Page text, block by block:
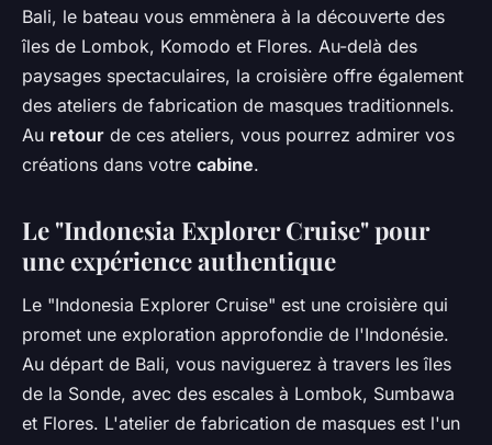
Bali, le bateau vous emmènera à la découverte des
îles de Lombok, Komodo et Flores. Au-delà des
paysages spectaculaires, la croisière offre également
des ateliers de fabrication de masques traditionnels.
Au retour de ces ateliers, vous pourrez admirer vos
créations dans votre cabine.
Le "Indonesia Explorer Cruise" pour
une expérience authentique
Le "Indonesia Explorer Cruise" est une croisière qui
promet une exploration approfondie de l'Indonésie.
Au départ de Bali, vous naviguerez à travers les îles
de la Sonde, avec des escales à Lombok, Sumbawa
et Flores. L'atelier de fabrication de masques est l'un